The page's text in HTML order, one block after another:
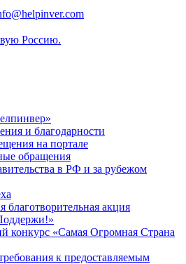
и благодарности
на портале
обращения
в РФ и за рубежом
благотворительная акция
конкурс «Самая Огромная Страна
к предоставляемым